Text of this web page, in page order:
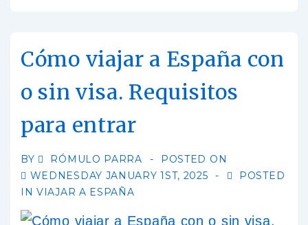
Cómo viajar a España con
o sin visa. Requisitos
para entrar
BY RÓMULO PARRA
POSTED ON
WEDNESDAY JANUARY 1ST, 2025
INVIAJAR A ESPAÑA